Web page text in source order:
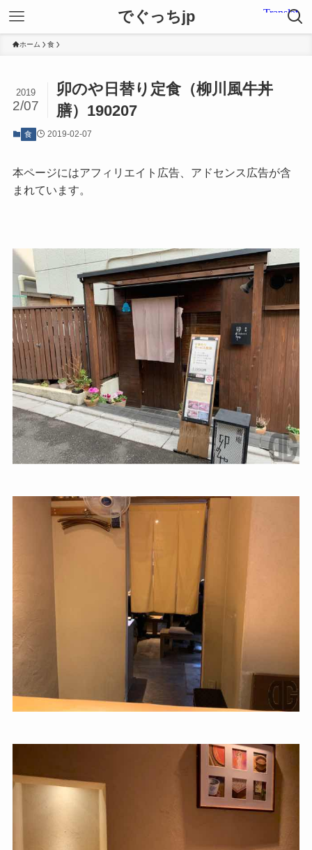
でぐっちjp
ホーム 食
卯のや日替り定食（柳川風牛丼
膳）190207
2019
2/07
食 2019-02-07
本ページにはアフィリエイト広告、アドセンス広告が含
まれています。